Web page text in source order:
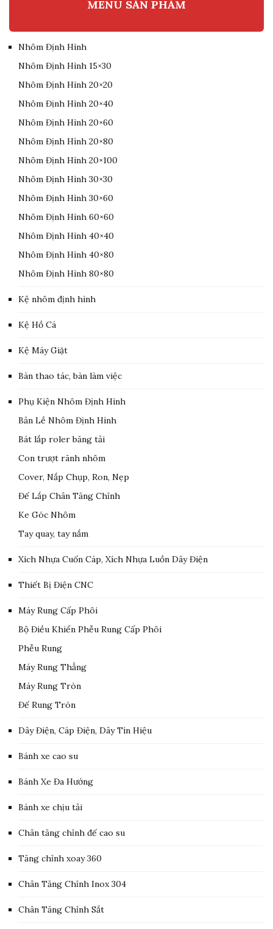
MENU SẢN PHẨM
Nhôm Định Hình
Nhôm Định Hình 15×30
Nhôm Định Hình 20×20
Nhôm Định Hình 20×40
Nhôm Định Hình 20×60
Nhôm Định Hình 20×80
Nhôm Định Hình 20×100
Nhôm Định Hình 30×30
Nhôm Định Hình 30×60
Nhôm Định Hình 60×60
Nhôm Định Hình 40×40
Nhôm Định Hình 40×80
Nhôm Định Hình 80×80
Kệ nhôm định hình
Kệ Hồ Cá
Kệ Máy Giặt
Bàn thao tác, bàn làm việc
Phụ Kiện Nhôm Định Hình
Bản Lề Nhôm Định Hình
Bát lắp roler băng tải
Con trượt rãnh nhôm
Cover, Nắp Chụp, Ron, Nẹp
Đế Lắp Chân Tăng Chỉnh
Ke Góc Nhôm
Tay quay, tay nắm
Xích Nhựa Cuốn Cáp, Xích Nhựa Luồn Dây Điện
Thiết Bị Điện CNC
Máy Rung Cấp Phôi
Bộ Điều Khiển Phễu Rung Cấp Phôi
Phễu Rung
Máy Rung Thẳng
Máy Rung Tròn
Đế Rung Tròn
Dây Điện, Cáp Điện, Dây Tín Hiệu
Bánh xe cao su
Bánh Xe Đa Hướng
Bánh xe chịu tải
Chân tăng chỉnh đế cao su
Tăng chỉnh xoay 360
Chân Tăng Chỉnh Inox 304
Chân Tăng Chỉnh Sắt